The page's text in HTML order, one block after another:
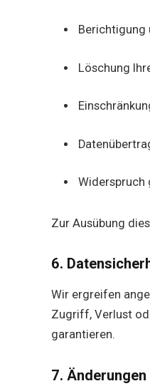
Berichtigung
Löschung
Widerspruch
Zur Ausübung
6.
Wir ergreifen
Zugriff, Verlust
garantieren.
7.